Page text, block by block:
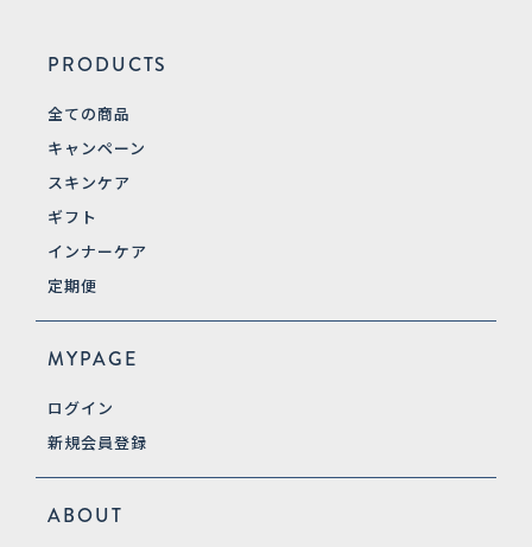
PRODUCTS
全ての商品
キャンペーン
スキンケア
ギフト
インナーケア
定期便
MYPAGE
ログイン
新規会員登録
ABOUT